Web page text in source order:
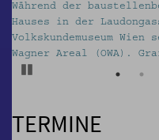
Während der
Hauses in der
Volkskundemuseum
Wagner Areal (OWA).
TERMINE